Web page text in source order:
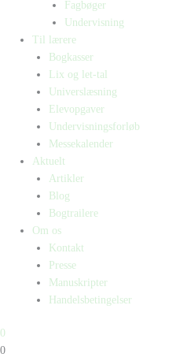
Fagbøger
Undervisning
Til lærere
Bogkasser
Lix og let-tal
Universlæsning
Elevopgaver
Undervisningsforløb
Messekalender
Aktuelt
Artikler
Blog
Bogtrailere
Om os
Kontakt
Presse
Manuskripter
Handelsbetingelser
0
0